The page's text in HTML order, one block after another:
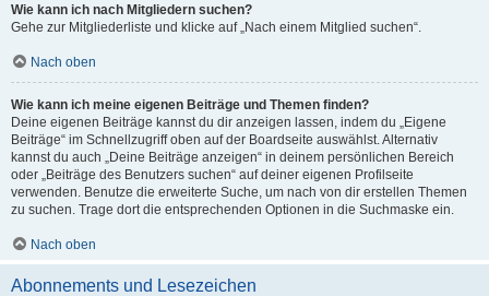
Wie kann ich nach Mitgliedern suchen?
Gehe zur Mitgliederliste und klicke auf „Nach einem Mitglied suchen“.
Nach oben
Wie kann ich meine eigenen Beiträge und Themen finden?
Deine eigenen Beiträge kannst du dir anzeigen lassen, indem du „Eigene
Beiträge“ im Schnellzugriff oben auf der Boardseite auswählst. Alternativ
kannst du auch „Deine Beiträge anzeigen“ in deinem persönlichen Bereich
oder „Beiträge des Benutzers suchen“ auf deiner eigenen Profilseite
verwenden. Benutze die erweiterte Suche, um nach von dir erstellen Themen
zu suchen. Trage dort die entsprechenden Optionen in die Suchmaske ein.
Nach oben
Abonnements und Lesezeichen